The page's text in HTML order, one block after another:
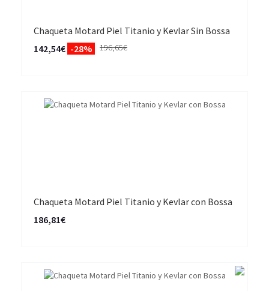
Chaqueta Motard Piel Titanio y Kevlar Sin Bossa
142,54€ -28% 196,65€
Chaqueta Motard Piel Titanio y Kevlar con Bossa
186,81€